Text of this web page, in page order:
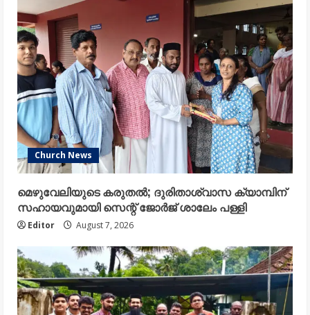
Church News
മെഴുവേലിയുടെ കരുതൽ; ദുരിതാശ്വാസ ക്യാമ്പിന്
സഹായവുമായി സെന്റ് ജോർജ് ശാലേം പള്ളി
Editor August 7, 2026